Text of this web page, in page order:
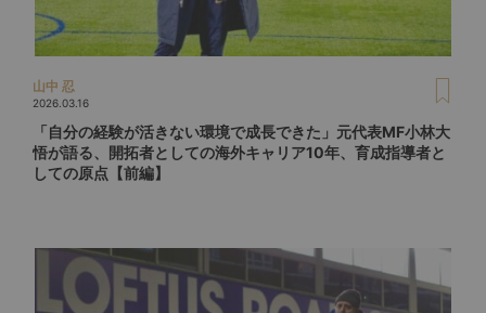
山中 忍
2026.03.16
「自分の経験が活きない環境で成長できた」元代表MF小林大
悟が語る、開拓者としての海外キャリア10年、育成指導者と
しての原点【前編】